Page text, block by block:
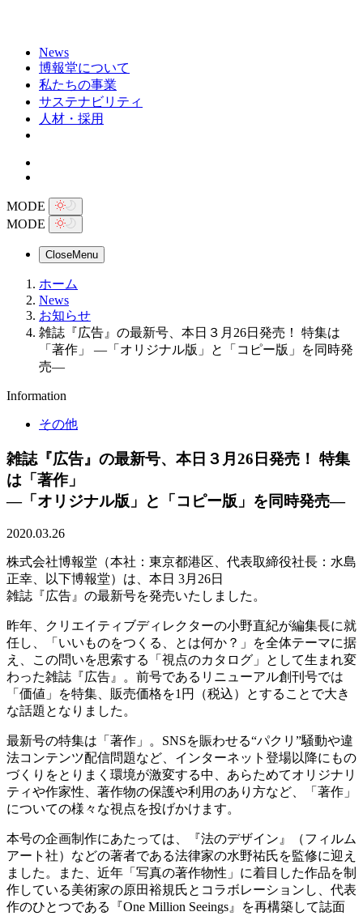
News
博報堂について
私たちの事業
サステナビリティ
人材・採用
MODE
MODE
CloseMenu
ホーム
News
お知らせ
雑誌『広告』の最新号、本日３月26日発売！ 特集は
「著作」 ―「オリジナル版」と「コピー版」を同時発
売―
Information
その他
雑誌『広告』の最新号、本日３月26日発売！ 特集
は「著作」
―「オリジナル版」と「コピー版」を同時発売―
2020.03.26
株式会社博報堂（本社：東京都港区、代表取締役社長：水島
正幸、以下博報堂）は、本日 3月26日
雑誌『広告』の最新号を発売いたしました。
昨年、クリエイティブディレクターの小野直紀が編集長に就
任し、「いいものをつくる、とは何か？」を全体テーマに据
え、この問いを思索する「視点のカタログ」として生まれ変
わった雑誌『広告』。前号であるリニューアル創刊号では
「価値」を特集、販売価格を1円（税込）とすることで大き
な話題となりました。
最新号の特集は「著作」。SNSを賑わせる“パクリ”騒動や違
法コンテンツ配信問題など、インターネット登場以降にもの
づくりをとりまく環境が激変する中、あらためてオリジナリ
ティや作家性、著作物の保護や利用のあり方など、「著作」
についての様々な視点を投げかけます。
本号の企画制作にあたっては、『法のデザイン』（フィルム
アート社）などの著者である法律家の水野祐氏を監修に迎え
ました。また、近年「写真の著作物性」に着目した作品を制
作している美術家の原田裕規氏とコラボレーションし、代表
作のひとつである『One Million Seeings』を再構築して誌面